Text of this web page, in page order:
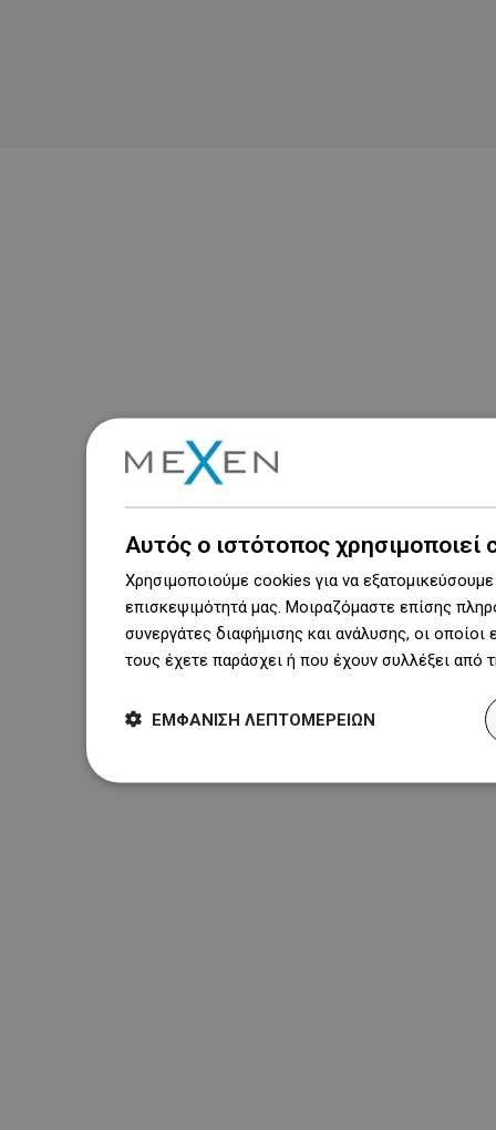
Αυτός ο ιστότοπος χρησιμοποιεί
Χρησιμοποιούμε cookies για να
επισκεψιμότητά μας. Μοιραζόμαστε επίσης
συνεργάτες διαφήμισης και ανάλυσης, οι
τους έχετε παράσχει ή που έχουν συλλέξει
ΕΜΦΆΝΙΣΗ ΛΕΠΤΟΜΕΡΕΙΏΝ